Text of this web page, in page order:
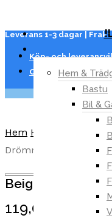
content
Leverans 1-3 dagar |
Köp- och
Om ossHem &
Bastu
Bil &
Hem Hem Inredning
Drömmar 40 h
Beige Doftljus –
119,00